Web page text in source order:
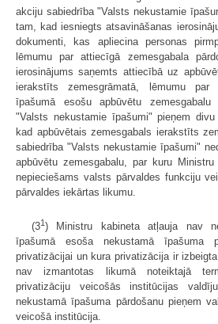
akciju sabiedrība "Valsts nekustamie
tam, kad iesniegts atsavināšanas
dokumenti, kas apliecina personas
lēmumu par attiecīgā zemesgabala
ierosinājums saņemts attiecībā uz
ierakstīts zemesgrāmatā, lēmumu
īpašumā esošu apbūvētu
"Valsts nekustamie īpašumi" pieņem
kad apbūvētais zemesgabals ierakstīts
sabiedrība "Valsts nekustamie īpašumi"
apbūvētu zemesgabalu, par kuru
nepieciešams valsts pārvaldes funkciju
pārvaldes iekārtas likumu.
(31) Ministru kabineta atļauja nav
īpašumā esoša nekustamā īpašuma
privatizācijai un kura privatizācija ir
nav izmantotas likumā noteiktajā
privatizāciju veicošās institūcijas
nekustamā īpašuma pārdošanu pieņem
veicošā institūcija.